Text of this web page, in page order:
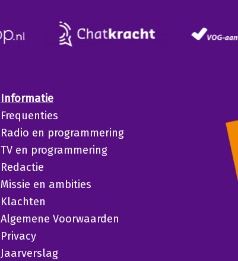
Informatie
Frequenties
Radio en programmering
TV en programmering
Redactie
Missie en ambities
Klachten
Algemene Voorwaarden
Privacy
Jaarverslag